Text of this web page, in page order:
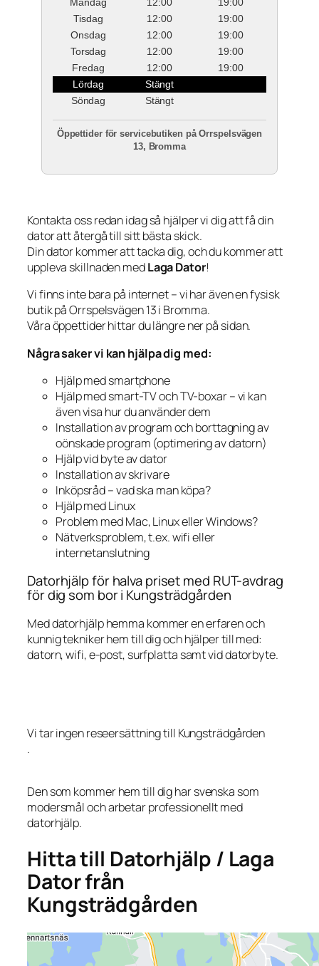
Måndag
12:00
19:00
Tisdag
12:00
19:00
Onsdag
12:00
19:00
Torsdag
12:00
19:00
Fredag
12:00
19:00
Lördag
Stängt
Söndag
Stängt
Öppettider för servicebutiken på Orrspelsvägen
13, Bromma
Kontakta oss redan idag så hjälper vi dig att få din
dator att återgå till sitt bästa skick.
Din dator kommer att tacka dig, och du kommer att
uppleva skillnaden medLaga Dator!
Vi finns inte bara på internet – vi har även en fysisk
butik på Orrspelsvägen 13 i Bromma.
Våra öppettider hittar du längre ner på sidan.
Några saker vi kan hjälpa dig med:
Hjälp med smartphone
Hjälp med smart-TV och TV-boxar – vi kan
även visa hur du använder dem
Installation av program och borttagning av
oönskade program (optimering av datorn)
Hjälp vid byte av dator
Installation av skrivare
Inköpsråd – vad ska man köpa?
Hjälp med Linux
Problem med Mac, Linux eller Windows?
Nätverksproblem, t.ex. wifi eller
internetanslutning
Datorhjälp för halva priset med RUT-avdrag
för dig som bor i Kungsträdgården
Med datorhjälp hemma kommer en erfaren och
kunnig tekniker hem till dig och hjälper till med:
datorn, wifi, e-post, surfplatta samt vid datorbyte.
Vi tar ingen reseersättning till Kungsträdgården
.
Den som kommer hem till dig har svenska som
modersmål och arbetar professionellt med
datorhjälp.
Hitta till Datorhjälp / Laga
Dator från
Kungsträdgården